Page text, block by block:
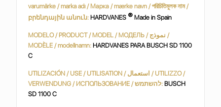
varumärke / marka adı / Марка / mærke navn / পরিচিতিমুলক নাম /
բրենդային անուն:HARDVANES ® Made in Spain
MODELO / PRODUCT / MODEL / МОДЕЛЬ / نموذج /
MODÈLE / modellnamn:HARDVANES PARA BUSCH SD 1100
C
UTILIZACIÓN / USE / UTILISATION / استعمال / UTILIZZO /
VERWENDUNG / ИСПОЛЬЗОВАНИЕ / להשתמש:BUSCH
SD 1100 C